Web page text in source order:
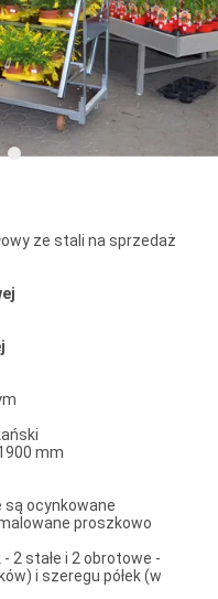
ze stali na sprzedaż
mm
są ocynkowane
proszkowo
- 2 stałe i 2 obrotowe -
i szeregu półek (w